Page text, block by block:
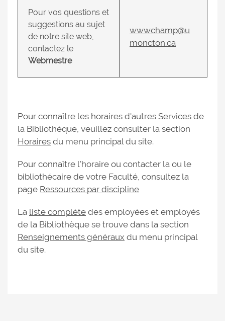
Pour vos questions et
suggestions au sujet
de notre site web,
contactez le
Webmestre
wwwchamp@u
moncton.ca
Pour connaître les horaires d'autres Services de
la Bibliothèque, veuillez consulter la section
Horaires du menu principal du site.
Pour connaître l'horaire ou contacter la ou le
bibliothécaire de votre Faculté, consultez la
page Ressources par discipline
La liste complète des employées et employés
de la Bibliothèque se trouve dans la section
Renseignements généraux du menu principal
du site.